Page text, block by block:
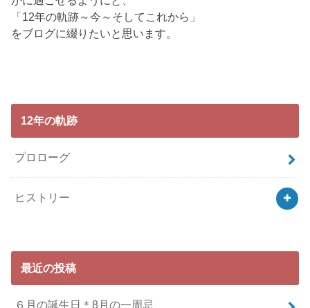
「12年の軌跡～今～そしてこれから」
をブログに綴りたいと思います。
12年の軌跡
プロローグ
ヒストリー
最近の投稿
６月の誕生日＊8月の一周忌